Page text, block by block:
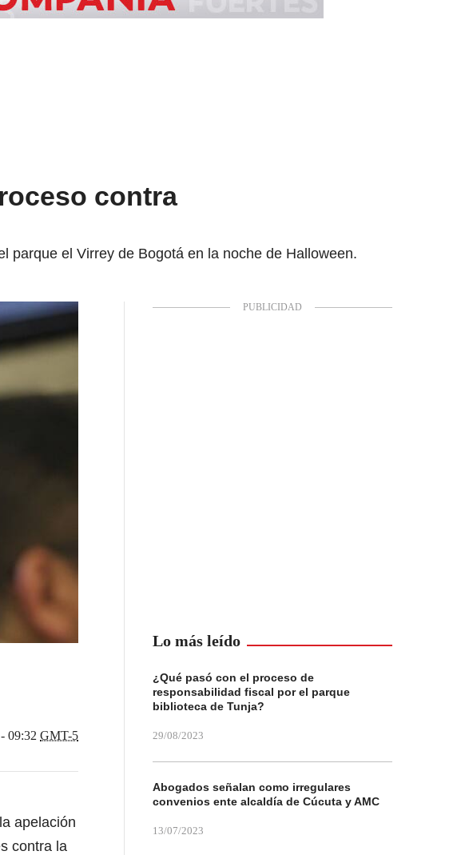
contra
parque el Virrey de Bogotá en la noche de Halloween.
09:32 GMT-5
apelación
contra la
Lo más leído
¿Qué pasó con el proceso de
responsabilidad fiscal por el parque
biblioteca de Tunja?
29/08/2023
Abogados señalan como irregulares
convenios ente alcaldía de Cúcuta y AMC
13/07/2023